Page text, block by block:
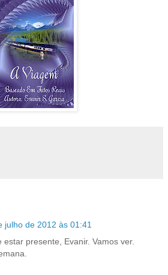
julho de 2012 às 01:41
presente, Evanir. Vamos ver.